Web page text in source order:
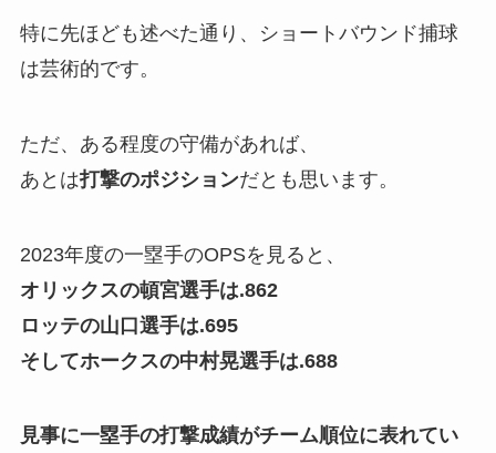
特に先ほども述べた通り、ショートバウンド捕球
は芸術的です。
ただ、ある程度の守備があれば、
あとは打撃のポジションだとも思います。
2023年度の一塁手のOPSを見ると、
オリックスの頓宮選手は.862
ロッテの山口選手は.695
そしてホークスの中村晃選手は.688
見事に一塁手の打撃成績がチーム順位に表れてい